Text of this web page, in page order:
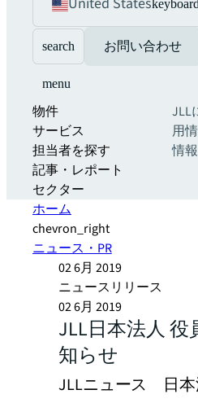
search お問い合わせ
menu
物件
サービス
担当者を探す
記事・レポート
セクター
JLL
用
情報
ホーム
chevron_right
ニュース・PR
02 6月 2019
ニュースリリース
02 6月 2019
JLL日本法人
知らせ
JLLニュース 日本